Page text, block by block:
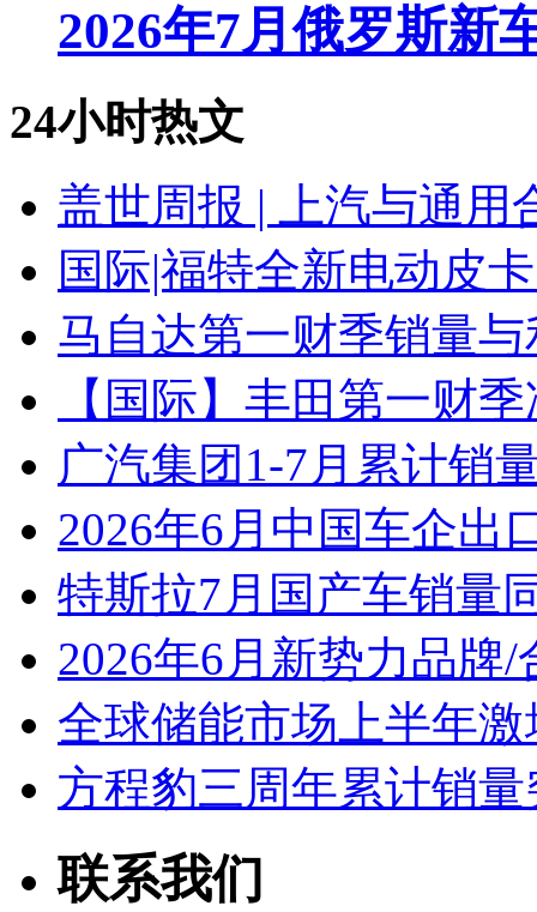
2026年7月俄罗斯新
24小时热文
盖世周报 | 上汽与通用
国际|福特全新电动皮
马自达第一财季销量
【国际】丰田第一财
广汽集团1-7月累计销
2026年6月中国车企出
特斯拉7月国产车销量
2026年6月新势力品牌
全球储能市场上半年激
方程豹三周年累计销
联系我们